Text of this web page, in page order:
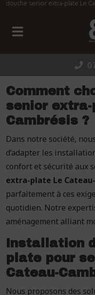
douche senior extra-plate Le
Comment
senior
Cambrésis ?
Dans notre société,
d’adapter les
confort et sécurité aux
extra-plate Le
parfaitement à ces
quotidien. Notre
aménagement alliant
Installation
plate pour
Cateau-
Nous proposons des
Panneau de gestion des